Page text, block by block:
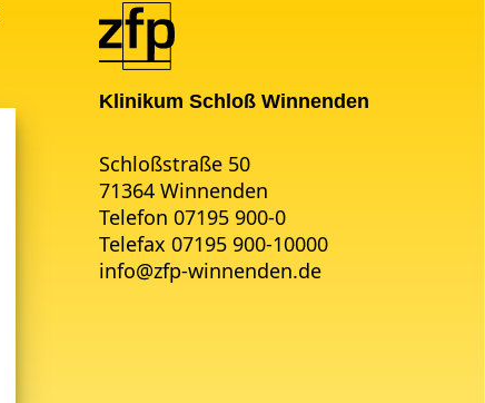
Klinikum Schloß Winnenden
Schloßstraße 50
71364 Winnenden
Telefon 07195 900-0
Telefax 07195 900-10000
info@zfp-winnenden.de